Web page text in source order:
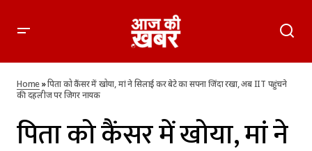
IIT पहुंचने की दहलीज पर जिगर नायक
Home»पिता को कैंसर में खोया, मां ने सिलाई कर बेटे का सपना जिंदा रखा, अब IIT पहुंचने
की दहलीज पर जिगर नायक
पिता को कैंसर में खोया, मां ने